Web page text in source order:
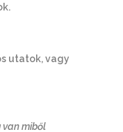
utatok, vagy
van miből